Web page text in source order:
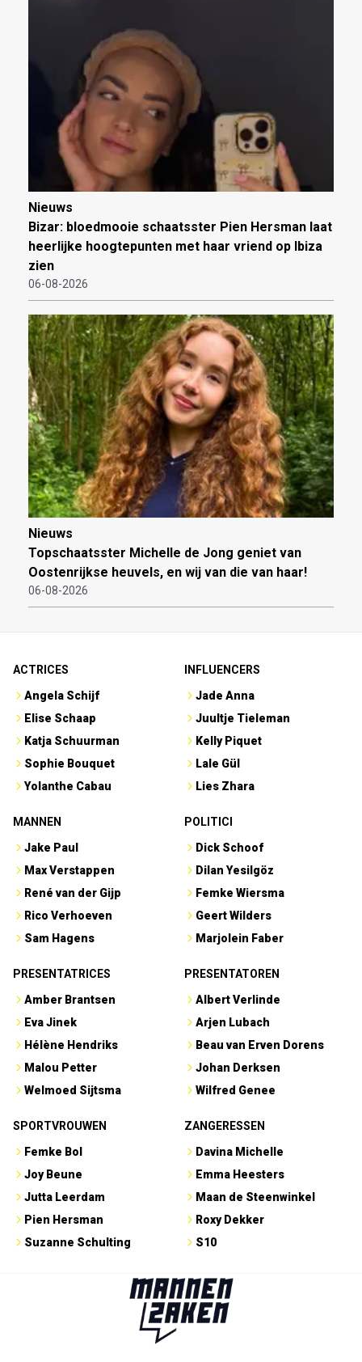
Nieuws
Bizar: bloedmooie schaatsster Pien Hersman laat
heerlijke hoogtepunten met haar vriend op Ibiza
zien
06-08-2026
Nieuws
Topschaatsster Michelle de Jong geniet van
Oostenrijkse heuvels, en wij van die van haar!
06-08-2026
ACTRICES
Angela Schijf
Elise Schaap
Katja Schuurman
Sophie Bouquet
Yolanthe Cabau
INFLUENCERS
Jade Anna
Juultje Tieleman
Kelly Piquet
Lale Gül
Lies Zhara
MANNEN
Jake Paul
Max Verstappen
René van der Gijp
Rico Verhoeven
Sam Hagens
POLITICI
Dick Schoof
Dilan Yesilgöz
Femke Wiersma
Geert Wilders
Marjolein Faber
PRESENTATRICES
Amber Brantsen
Eva Jinek
Hélène Hendriks
Malou Petter
Welmoed Sijtsma
PRESENTATOREN
Albert Verlinde
Arjen Lubach
Beau van Erven Dorens
Johan Derksen
Wilfred Genee
SPORTVROUWEN
Femke Bol
Joy Beune
Jutta Leerdam
Pien Hersman
Suzanne Schulting
ZANGERESSEN
Davina Michelle
Emma Heesters
Maan de Steenwinkel
Roxy Dekker
S10